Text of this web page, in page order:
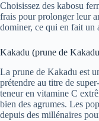
Choisissez des kabosu
frais pour prolonger leur
dominer, ce qui en fait un
Kakadu (prune de
La prune de Kakadu est
prétendre au titre de
teneur en vitamine C
bien des agrumes. Les
depuis des millénaires